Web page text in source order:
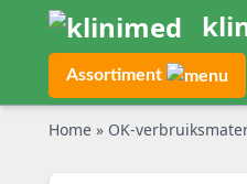
Assortiment
Home » OK-